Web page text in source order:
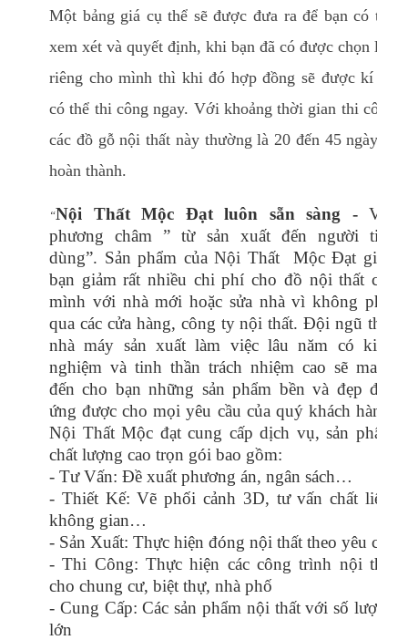
Một bảng giá cụ thể sẽ được đưa ra để bạn có thể
xem xét và quyết định, khi bạn đã có được chọn lựa
riêng cho mình thì khi đó hợp đồng sẽ được kí và
có thể thi công ngay. Với khoảng thời gian thi công
các đồ gỗ nội thất này thường là 20 đến 45 ngày là
hoàn thành.
“Nội Thất Mộc Đạt luôn sẵn sàng - Với
phương châm ” từ sản xuất đến người tiêu
dùng”. Sản phẩm của Nội Thất Mộc Đạt giúp
bạn giảm rất nhiều chi phí cho đồ nội thất của
mình với nhà mới hoặc sửa nhà vì không phải
qua các cửa hàng, công ty nội thất. Đội ngũ thợ,
nhà máy sản xuất làm việc lâu năm có kinh
nghiệm và tinh thần trách nhiệm cao sẽ mang
đến cho bạn những sản phẩm bền và đẹp đáp
ứng được cho mọi yêu cầu của quý khách hàng.
Nội Thất Mộc đạt cung cấp dịch vụ, sản phẩm
chất lượng cao trọn gói bao gồm:
- Tư Vấn: Đề xuất phương án, ngân sách…
- Thiết Kế: Vẽ phối cảnh 3D, tư vấn chất liệu,
không gian…
- Sản Xuất: Thực hiện đóng nội thất theo yêu cầu
- Thi Công: Thực hiện các công trình nội thất
cho chung cư, biệt thự, nhà phố
- Cung Cấp: Các sản phẩm nội thất với số lượng
lớn